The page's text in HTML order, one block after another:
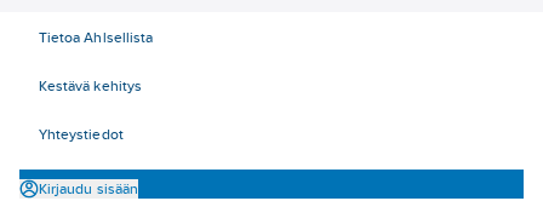
Tietoa Ahlsellista
Kestävä kehitys
Yhteystiedot
Kirjaudu sisään